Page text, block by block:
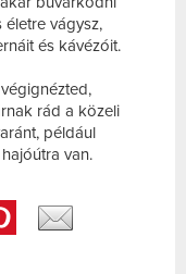
vágysz,
és kávézóit.
rád a közeli
például
van.